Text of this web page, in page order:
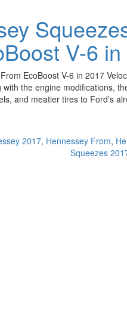
V-6
EcoBoost V-6 in 2017
the engine modifications,
and meatier tires to Ford’s
2017, Hennessey From,
Squeezes